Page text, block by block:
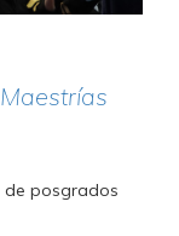
de posgrados